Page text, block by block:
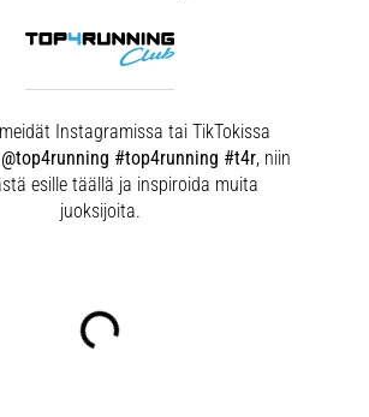
Instagramissa tai TikTokissa
@top4running #top4running #t4r, niin
esille täällä ja inspiroida muita
juoksijoita.